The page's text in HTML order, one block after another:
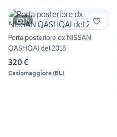
5
Porta posteriore dx NISSAN
QASHQAI del 2018
320 €
Cesiomaggiore(BL)